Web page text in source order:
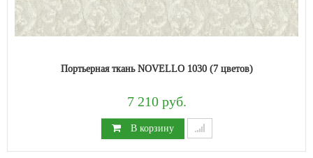
Портьерная ткань NOVELLO 1030 (7 цветов)
7 210 руб.
В корзину